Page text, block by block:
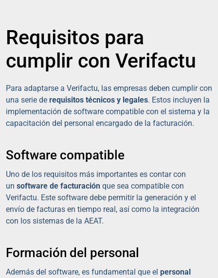
Requisitos para
cumplir con Verifactu
Para adaptarse a Verifactu, las empresas deben cumplir con
una serie de requisitos técnicos y legales. Estos incluyen la
implementación de software compatible con el sistema y la
capacitación del personal encargado de la facturación.
Software compatible
Uno de los requisitos más importantes es contar con
un software de facturación que sea compatible con
Verifactu. Este software debe permitir la generación y el
envío de facturas en tiempo real, así como la integración
con los sistemas de la AEAT.
Formación del personal
Además del software, es fundamental que el personal